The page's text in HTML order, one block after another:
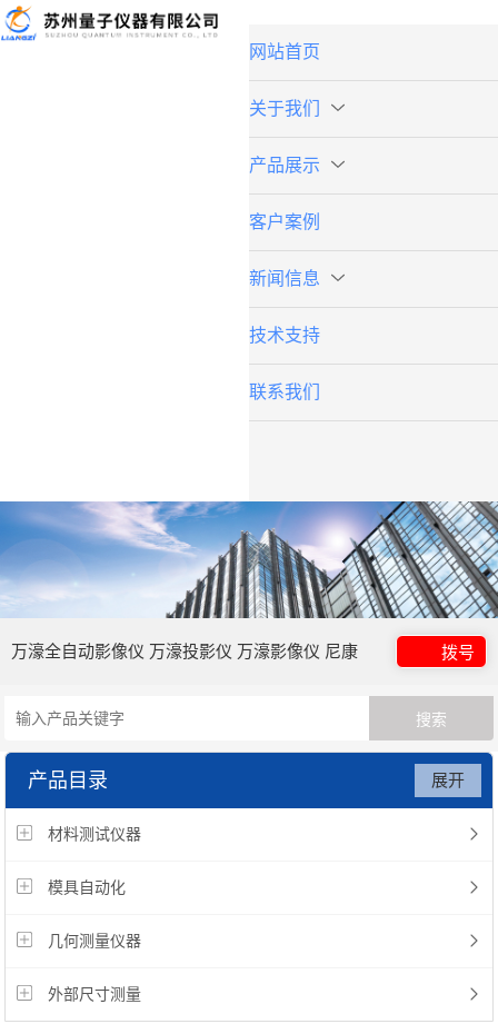
网站首页
关于我们
产品展示
客户案例
新闻信息
技术支持
联系我们
万濠全自动影像仪 万濠投影仪 万濠影像仪 尼康
高度计 三丰518-351DC 尼康工具显微镜
Magnescale传感器 展模具配件 大理石平板 万濠
粗糙度仪 Mitutoyo三坐标测量机 三丰低测力高
拨号
产品目录
材料测试仪器
模具自动化
几何测量仪器
外部尺寸测量
展开